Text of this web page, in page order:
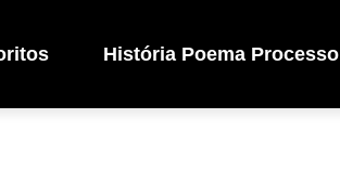
História Poema Processo